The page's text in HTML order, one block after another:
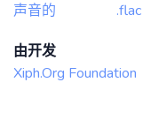
声音的
.flac
由开发
Xiph.Org Foundation